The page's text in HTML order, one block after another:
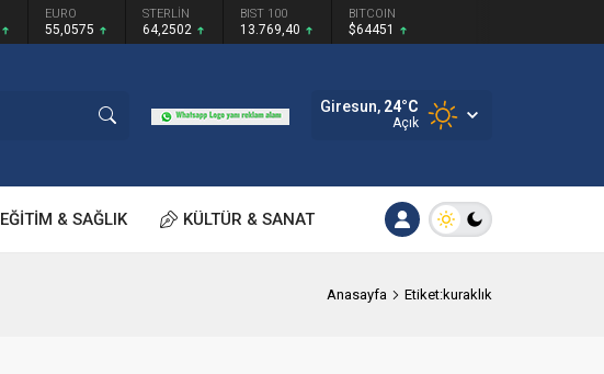
EURO
55,0575
STERLİN
64,2502
BIST 100
13.769,40
BITCOIN
$64451
Giresun, 24°C
Açık
EĞİTİM & SAĞLIK KÜLTÜR & SANAT
Anasayfa Etiket:kuraklık